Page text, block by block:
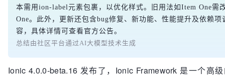
本需用ion-label元素包裹，以优化样式。旧用法如Item One需
One。此外，更新还包含bug修复、新功能、性能提升及依赖项
总结由社区平台通过AI大模型技术生成
Ionic 4.0.0-beta.16 发布了，Ionic Framework 是一个高